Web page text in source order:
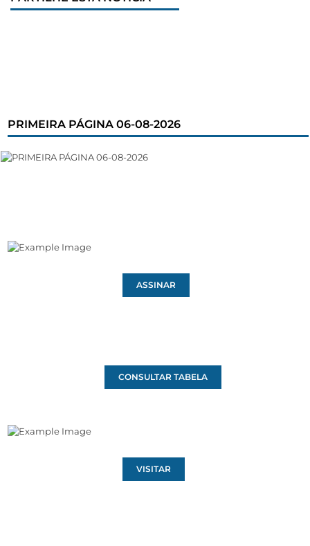
PRIMEIRA PÁGINA 06-08-2026
ASSINAR
CONSULTAR TABELA
VISITAR